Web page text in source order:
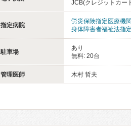
JCB(クレジットカー
指定病院
労災保険指定医療機関
身体障害者福祉法指
駐車場
あり
無料: 20台
管理医師 木村 哲夫